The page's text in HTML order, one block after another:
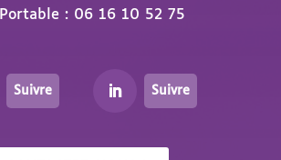
Portable : 06 16 10 52 75
Suivre Suivre